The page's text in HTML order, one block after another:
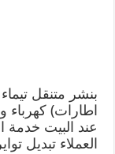
بنشر متنقل
اطارات) كهرباء
عند البيت خدمة
العملاء تبديل